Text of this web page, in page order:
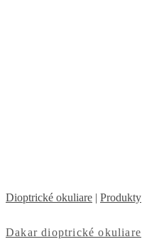
Dioptrické okuliare | Produkty
Dakar dioptrické okuliare